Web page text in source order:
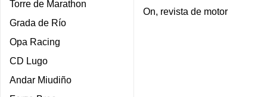
Torre de Marathon
Grada de Río
Opa Racing
CD Lugo
Andar Miudiño
On, revista de motor